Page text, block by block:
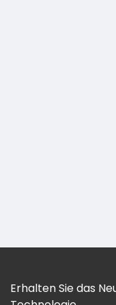
Erhalten Sie das